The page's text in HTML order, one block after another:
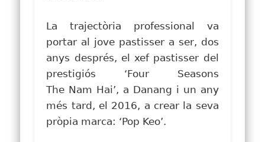
La trajectòria professional va
portar al jove pastisser a ser, dos
anys després, el xef pastisser del
prestigiós ‘Four Seasons
The Nam Hai’, a Danang i un any
més tard, el 2016, a crear la seva
pròpia marca: ‘Pop Keo’.